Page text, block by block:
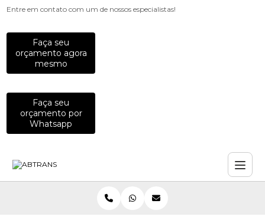
Entre em contato com um de nossos especialistas!
Faça seu
orçamento agora
mesmo
Faça seu
orçamento por
Whatsapp